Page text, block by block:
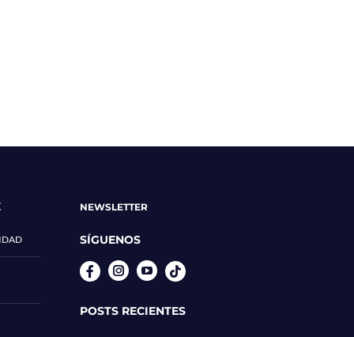
NEWSLETTER
SÍGUENOS
InstagramYouTube
POSTS RECIENTES